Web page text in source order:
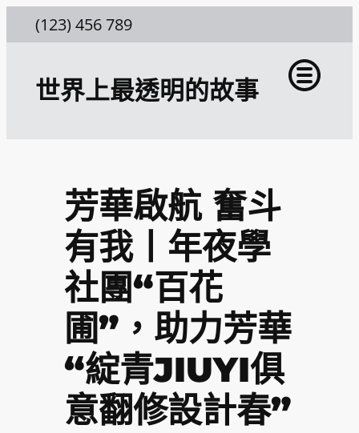
至
(123) 456 789
世界上最透明的故事
芳華啟航 奮斗
有我丨年夜學
社團“百花
圃”，助力芳華
“綻青JIUYI俱
意翻修設計春”